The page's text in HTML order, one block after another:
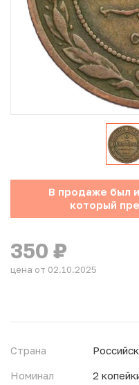
Юбилейные монеты
Памятные и
Иностранные монеты
Неофициальные выпуски
Античные и
Наборы монет
Инвестиционные монеты
В продаже был
который
350 ₽
цена от 02.10.2025
Страна
Номинал
2